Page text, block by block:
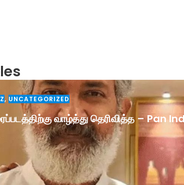
, UNCATEGORIZED
வாழ்த்து தெரிவித்த – Pan